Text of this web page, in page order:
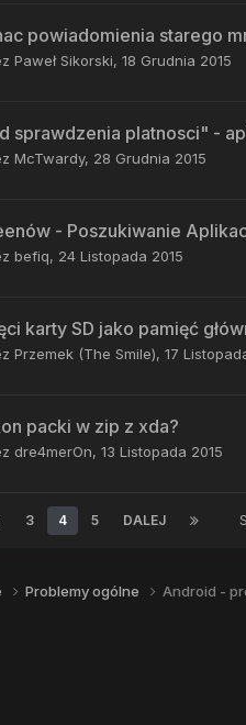
powiadomienia starego
Paweł Sikorski, 18 Grudnia 2015
sprawdzenia platnosci" -
McTwardy, 28 Grudnia 2015
- Poszukiwanie
befiq, 24 Listopada 2015
karty SD jako pamięć
Przemek (The Smile), 17
packi w zip z xda?
dre4merOn, 13 Listopada 2015
3 4 5 DALEJ
Problemy ogólne Android -